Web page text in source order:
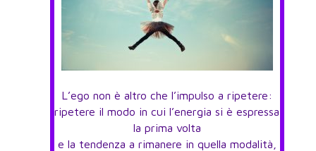
L’ego non è altro che l’impulso a ripetere:
ripetere il modo in cui l’energia si è espressa
la prima volta
e la tendenza a rimanere in quella modalità,